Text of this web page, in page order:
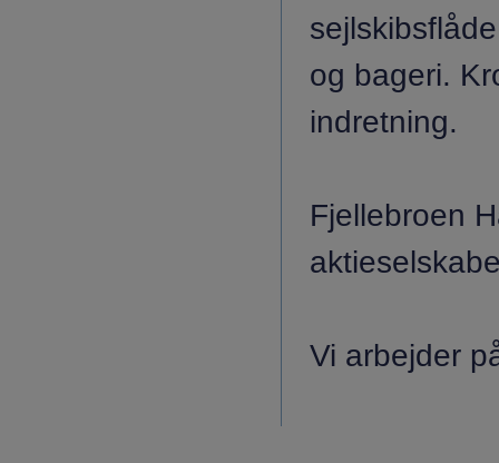
og bageri.
indretning.
Fjellebroen
Vi arbejder